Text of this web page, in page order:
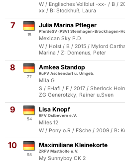
W / Englisches Vollblut -xx- / B /
xx / B: Stockhuß, Laura
7
15
Julia Marina Pfleger
PferdeSV (PSV) Steinhagen-Brockhagen-
Mexican Sky P.D.
W / Holst / B / 2015 / Mylord
Marina / Z: Domenus, Peter
8
77
Amkea Standop
RuFV Aschendorf u. Umgeb.
Mila G
S / EHafl / F / 2017 / Sherlock
ZG Generotzky, Rainer u.Sven
9
54
Lisa Knopf
RFV Ostbevern e.V.
Miles 12
W / Pony o.R / FSche / 2009 / B:
10
98
Maximiliane Kleinekorte
ZRFV Mastholte e.V.
My Sunnyboy CK 2